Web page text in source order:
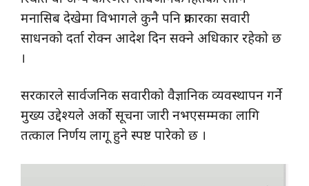
मनासिब देखेमा विभागले कुनै पनि प्रकारका सवारी
साधनको दर्ता रोक्न आदेश दिन सक्ने अधिकार रहेको छ
।
सरकारले सार्वजनिक सवारीको वैज्ञानिक व्यवस्थापन गर्ने
मुख्य उद्देश्यले अर्को सूचना जारी नभएसम्मका लागि
तत्काल निर्णय लागू हुने स्पष्ट पारेको छ ।